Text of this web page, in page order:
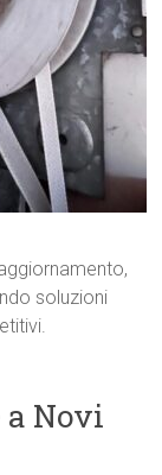
soluzioni
Novi